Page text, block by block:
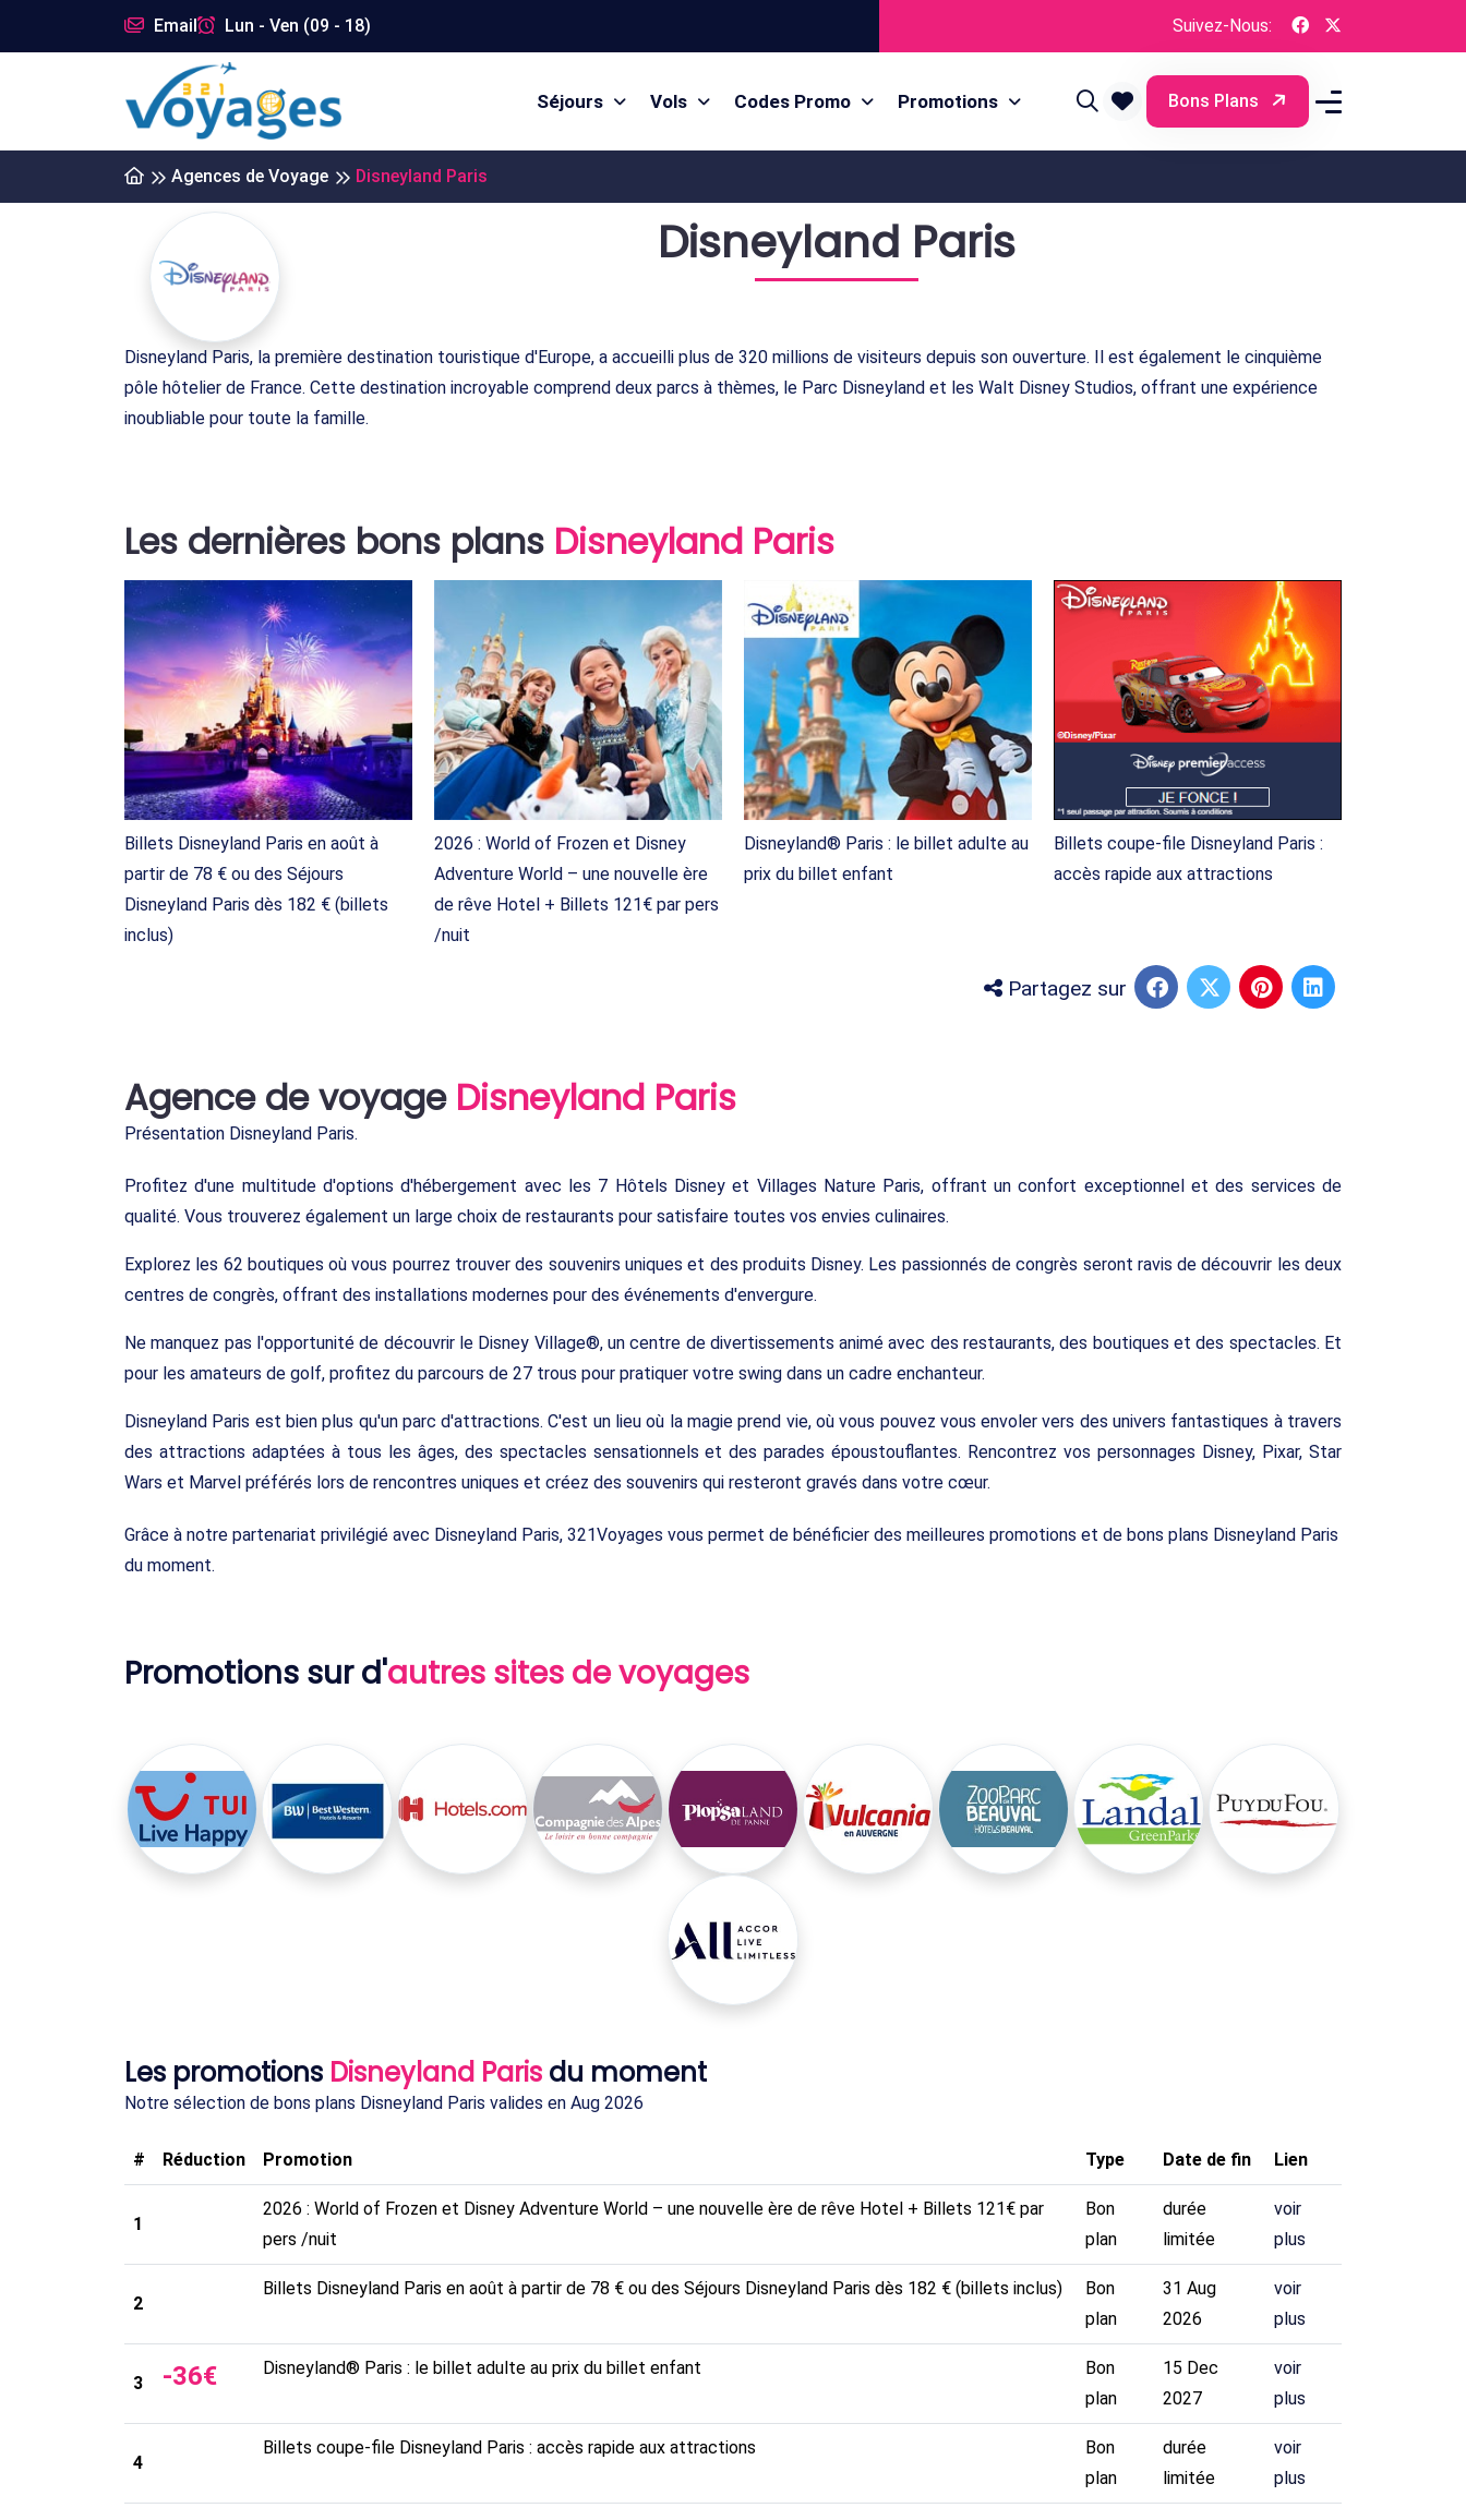
Email Lun - Ven (09 - 18) Suivez-Nous:
Séjours Vols Codes Promo Promotions Bons Plans
Agences de Voyage Disneyland Paris
Disneyland Paris
Disneyland Paris, la première destination touristique d'Europe, a accueilli plus de 320 millions de visiteurs depuis son ouverture. Il est également le cinquième
pôle hôtelier de France. Cette destination incroyable comprend deux parcs à thèmes, le Parc Disneyland et les Walt Disney Studios, offrant une expérience
inoubliable pour toute la famille.
Les dernières bons plans Disneyland Paris
Billets Disneyland Paris en août à
partir de 78 € ou des Séjours
Disneyland Paris dès 182 € (billets
inclus)
2026 : World of Frozen et Disney
Adventure World – une nouvelle ère
de rêve Hotel + Billets 121€ par pers
/nuit
Disneyland® Paris : le billet adulte au
prix du billet enfant
Billets coupe-file Disneyland Paris :
accès rapide aux attractions
Partagez sur
Agence de voyage Disneyland Paris
Présentation Disneyland Paris.
Profitez d'une multitude d'options d'hébergement avec les 7 Hôtels Disney et Villages Nature Paris, offrant un confort exceptionnel et des services de
qualité. Vous trouverez également un large choix de restaurants pour satisfaire toutes vos envies culinaires.
Explorez les 62 boutiques où vous pourrez trouver des souvenirs uniques et des produits Disney. Les passionnés de congrès seront ravis de découvrir les deux
centres de congrès, offrant des installations modernes pour des événements d'envergure.
Ne manquez pas l'opportunité de découvrir le Disney Village®, un centre de divertissements animé avec des restaurants, des boutiques et des spectacles. Et
pour les amateurs de golf, profitez du parcours de 27 trous pour pratiquer votre swing dans un cadre enchanteur.
Disneyland Paris est bien plus qu'un parc d'attractions. C'est un lieu où la magie prend vie, où vous pouvez vous envoler vers des univers fantastiques à travers
des attractions adaptées à tous les âges, des spectacles sensationnels et des parades époustouflantes. Rencontrez vos personnages Disney, Pixar, Star
Wars et Marvel préférés lors de rencontres uniques et créez des souvenirs qui resteront gravés dans votre cœur.
Grâce à notre partenariat privilégié avec Disneyland Paris, 321Voyages vous permet de bénéficier des meilleures promotions et de bons plans Disneyland Paris
du moment.
Promotions sur d'autres sites de voyages
Les promotions Disneyland Paris du moment
Notre sélection de bons plans Disneyland Paris valides en Aug 2026
# Réduction Promotion Type Date de fin Lien
1
2026 : World of Frozen et Disney Adventure World – une nouvelle ère de rêve Hotel + Billets 121€ par
pers /nuit
Bon
plan
durée
limitée
voir
plus
2
Billets Disneyland Paris en août à partir de 78 € ou des Séjours Disneyland Paris dès 182 € (billets inclus)
Bon
plan
31 Aug
2026
voir
plus
3 -36€ Disneyland® Paris : le billet adulte au prix du billet enfant
Bon
plan
15 Dec
2027
voir
plus
4
Billets coupe-file Disneyland Paris : accès rapide aux attractions
Bon
plan
durée
limitée
voir
plus